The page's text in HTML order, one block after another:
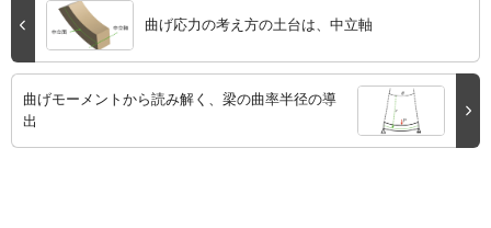
曲げ応力の考え方の土台は、中立軸
曲げモーメントから読み解く、梁の曲率半径の導
出